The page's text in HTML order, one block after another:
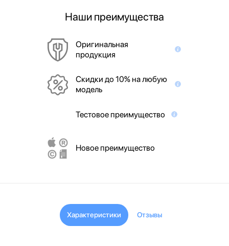
Наши преимущества
Оригинальная
продукция
Скидки до 10% на любую
модель
Тестовое преимущество
Новое преимущество
Характеристики Отзывы